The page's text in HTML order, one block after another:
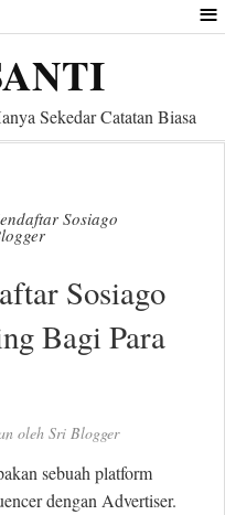
≡
Sekedar Catatan Biasa
Sosiago
Sosiago
Bagi Para
oleh Sri Blogger
sebuah platform
dengan Advertiser.